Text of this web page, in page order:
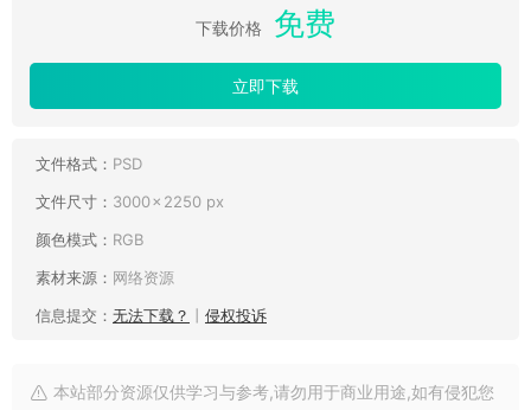
下载价格 免费
立即下载
文件格式： PSD
文件尺寸： 3000 × 2250 px
颜色模式： RGB
素材来源： 网络资源
信息提交： 无法下载？ 侵权投诉
本站部分资源仅供学习与参考,请勿用于商业用途,如有侵犯您